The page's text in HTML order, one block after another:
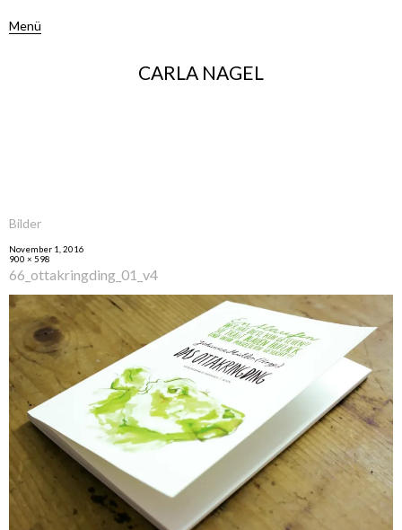
Menü
CARLA NAGEL
Bilder
November 1, 2016
900 × 598
66_ottakringding_01_v4